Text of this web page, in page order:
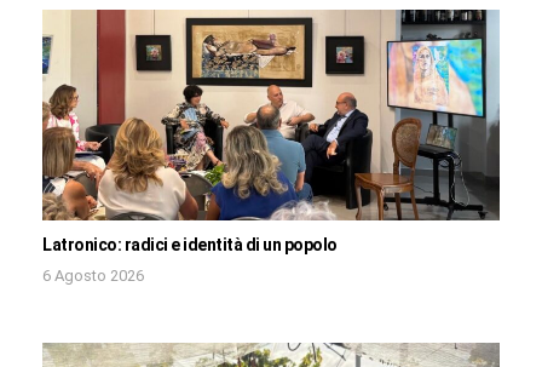
Latronico: radici e identità di un popolo
6 Agosto 2026